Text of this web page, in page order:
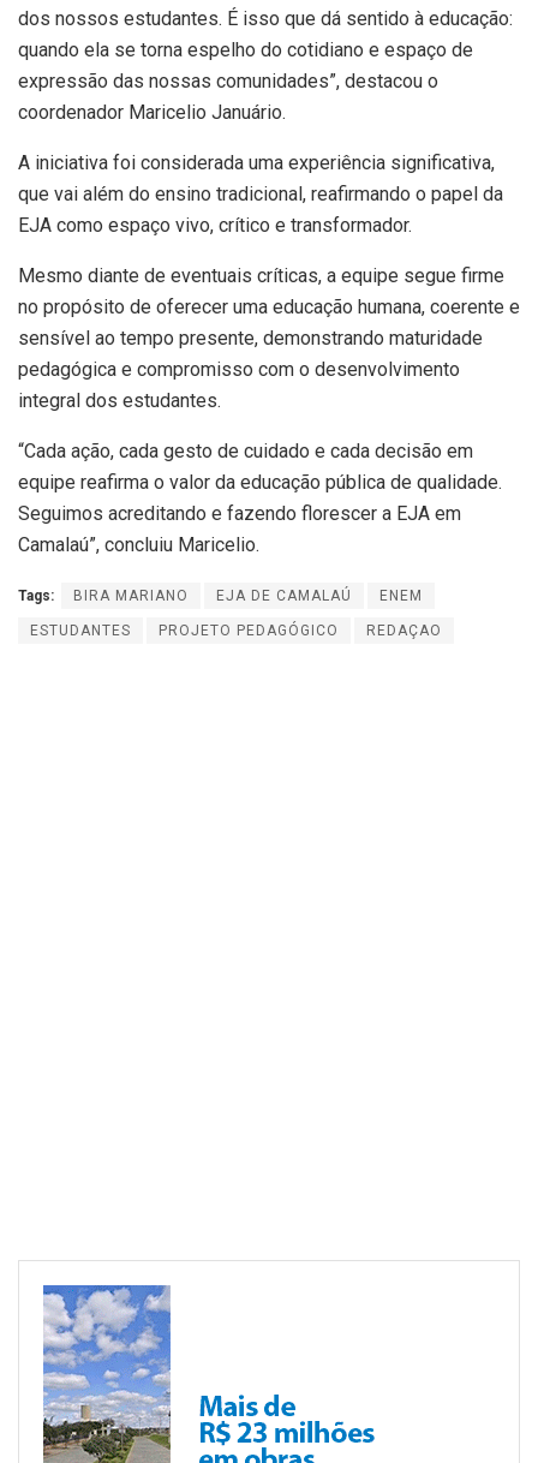
dos nossos estudantes. É isso que dá sentido à educação:
quando ela se torna espelho do cotidiano e espaço de
expressão das nossas comunidades”, destacou o
coordenador Maricelio Januário.
A iniciativa foi considerada uma experiência significativa,
que vai além do ensino tradicional, reafirmando o papel da
EJA como espaço vivo, crítico e transformador.
Mesmo diante de eventuais críticas, a equipe segue firme
no propósito de oferecer uma educação humana, coerente e
sensível ao tempo presente, demonstrando maturidade
pedagógica e compromisso com o desenvolvimento
integral dos estudantes.
“Cada ação, cada gesto de cuidado e cada decisão em
equipe reafirma o valor da educação pública de qualidade.
Seguimos acreditando e fazendo florescer a EJA em
Camalaú”, concluiu Maricelio.
Tags: BIRA MARIANO EJA DE CAMALAÚ ENEM
ESTUDANTES PROJETO PEDAGÓGICO REDAÇAO